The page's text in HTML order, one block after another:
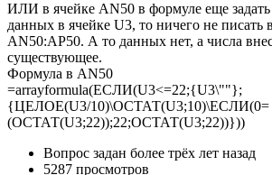
ИЛИ в ячейке AN50 в формуле еще задать
данных в ячейке U3, то ничего не писать
AN50:AP50. А то данных нет, а числа
существующее.
Формула в AN50
=arrayformula(ЕСЛИ(U3<=22;{U3\""};
{ЦЕЛОЕ(U3/10)\ОСТАТ(U3;10)\ЕСЛИ(0=
(ОСТАТ(U3;22));22;ОСТАТ(U3;22))}))
Вопрос задан более трёх лет назад
5287 просмотров